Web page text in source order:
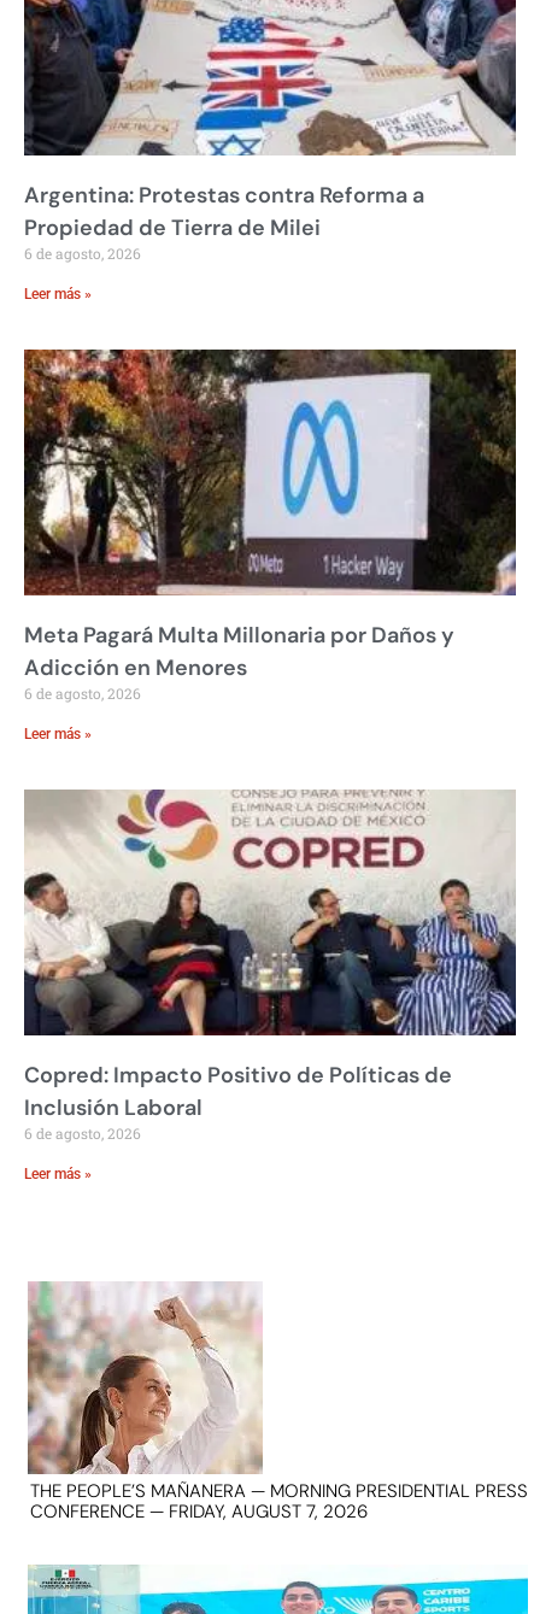
Argentina: Protestas contra Reforma a
Propiedad de Tierra de Milei
6 de agosto, 2026
Leer más »
Meta Pagará Multa Millonaria por Daños y
Adicción en Menores
6 de agosto, 2026
Leer más »
Copred: Impacto Positivo de Políticas de
Inclusión Laboral
6 de agosto, 2026
Leer más »
THE PEOPLE’S MAÑANERA — MORNING PRESIDENTIAL PRESS
CONFERENCE — FRIDAY, AUGUST 7, 2026